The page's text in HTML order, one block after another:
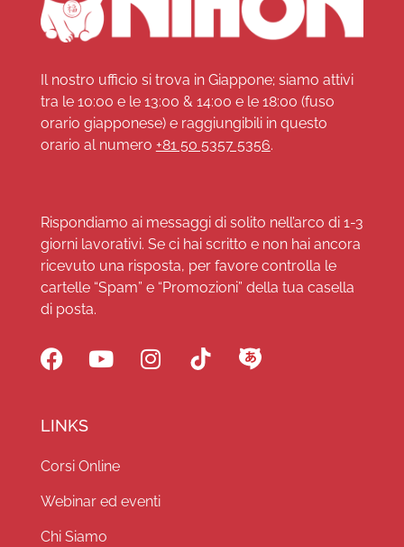
Il nostro ufficio si trova in Giappone; siamo attivi
tra le 10:00 e le 13:00 & 14:00 e le 18:00 (fuso
orario giapponese) e raggiungibili in questo
orario al numero +81 50 5357 5356.
Rispondiamo ai messaggi di solito nell’arco di 1-3
giorni lavorativi. Se ci hai scritto e non hai ancora
ricevuto una risposta, per favore controlla le
cartelle “Spam” e “Promozioni” della tua casella
di posta.
LINKS
Corsi Online
Webinar ed eventi
Chi Siamo